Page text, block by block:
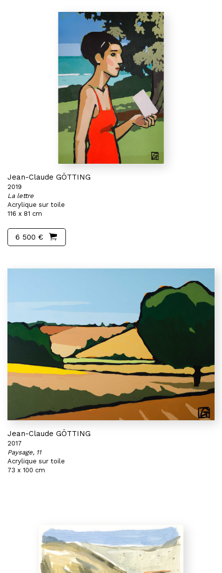
Jean-Claude GÖTTING
2019
La lettre
Acrylique sur toile
116 x 81 cm
6 500 €
Jean-Claude GÖTTING
2017
Paysage, 11
Acrylique sur toile
73 x 100 cm